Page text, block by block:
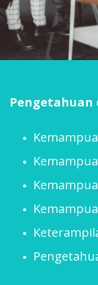
Pengetahuan